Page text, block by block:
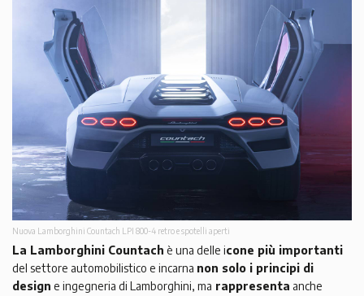
Nuova Lamborghini Countach LPI 800-4 retro e spotelli aperti
La Lamborghini Countach è una delle icone più importanti
del settore automobilistico e incarna non solo i principi di
design e ingegneria di Lamborghini, ma rappresenta anche